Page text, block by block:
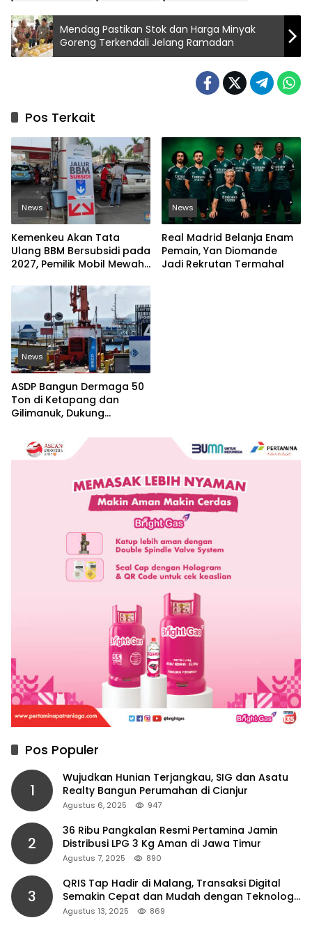
Mendag Pastikan Stok dan Harga Minyak
Goreng Terkendali Jelang Ramadan
Pos Terkait
News
Kemenkeu Akan Tata
Ulang BBM Bersubsidi pada
2027, Pemilik Mobil Mewah
News
Real Madrid Belanja Enam
Pemain, Yan Diomande
Jadi Rekrutan Termahal
News
ASDP Bangun Dermaga 50
Ton di Ketapang dan
Gilimanuk, Dukung
Pos Populer
1
Wujudkan Hunian Terjangkau, SIG dan Asatu
Realty Bangun Perumahan di Cianjur
Agustus 6, 2025 947
2
36 Ribu Pangkalan Resmi Pertamina Jamin
Distribusi LPG 3 Kg Aman di Jawa Timur
Agustus 7, 2025 890
3
QRIS Tap Hadir di Malang, Transaksi Digital
Semakin Cepat dan Mudah dengan Teknologi
NFC
Agustus 13, 2025 869